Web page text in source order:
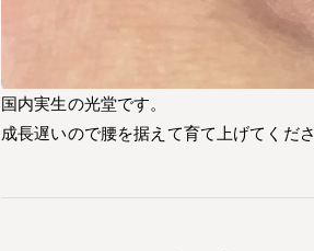
国内実生の光堂です。
成長遅いので腰を据えて育て上げてくだ